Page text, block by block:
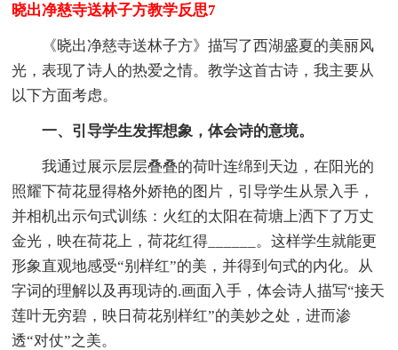
晓出净慈寺送林子方教学反思7
《晓出净慈寺送林子方》描写了西湖盛夏的美丽风
光，表现了诗人的热爱之情。教学这首古诗，我主要从
以下方面考虑。
一、引导学生发挥想象，体会诗的意境。
我通过展示层层叠叠的荷叶连绵到天边，在阳光的
照耀下荷花显得格外娇艳的图片，引导学生从景入手，
并相机出示句式训练：火红的太阳在荷塘上洒下了万丈
金光，映在荷花上，荷花红得______。这样学生就能更
形象直观地感受“别样红”的美，并得到句式的内化。从
字词的理解以及再现诗的.画面入手，体会诗人描写“接天
莲叶无穷碧，映日荷花别样红”的美妙之处，进而渗
透“对仗”之美。